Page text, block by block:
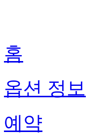
홈
옵션 정보
예약